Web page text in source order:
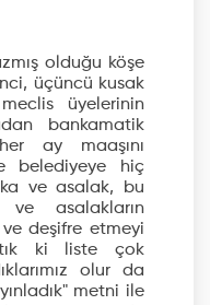
olduğu köşe
üçüncü kusak
üyelerinin
bankamatik
ay maaşını
belediyeye hiç
ve asalak, bu
ve asalakların
deşifre etmeyi
ki liste çok
olur da
metni ile